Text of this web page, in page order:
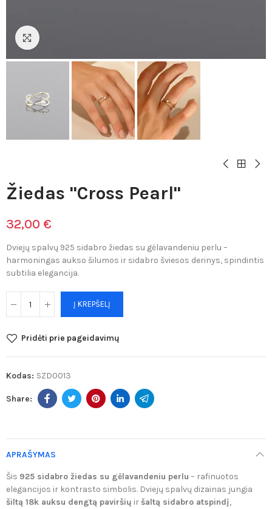
Žiedas "Cross Pearl"
32,00 €
Dviejų spalvų 925 sidabro žiedas su gėlavandeniu perlu –
harmoningas aukso šilumos ir sidabro šviesos derinys, spindintis
subtilia elegancija.
Į KREPŠELĮ
Pridėti prie pageidavimų
Kodas: SZD0013
APRAŠYMAS
Šis 925 sidabro žiedas su gėlavandeniu perlu – rafinuotos
elegancijos ir kontrasto simbolis. Dviejų spalvų dizainas jungia
šiltą 18k auksu dengtą paviršių iršaltą sidabro atspindį,